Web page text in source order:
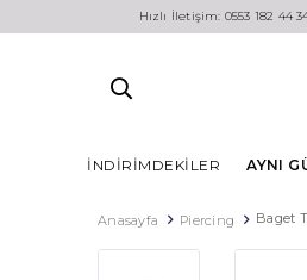
Hızlı İletişim: 0553 182 44
İNDIRIMDEKILER AYNI
Anasayfa Piercing Baget